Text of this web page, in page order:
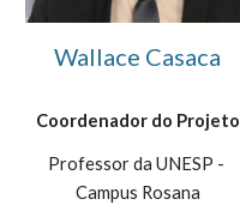
Wallace Casaca
Coordenador do Projeto
Professor da UNESP -
Campus Rosana